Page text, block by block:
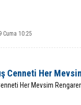
Cuma 10:25
Cenneti Her
Her Mevsim